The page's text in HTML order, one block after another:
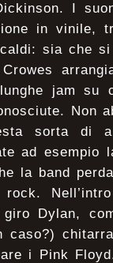
I
in vinile,
sia che
jam su
Non
sorta di
ad esempio
la band
rock.
Dylan,
caso?)
i Pink